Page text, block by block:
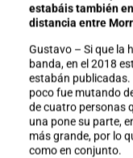
estabáis también en
distancia entre
Gustavo – Si que la
banda, en el 2018
estabán publicadas.
poco fue mutando
de cuatro personas
una pone su parte,
más grande, por lo
como en conjunto.